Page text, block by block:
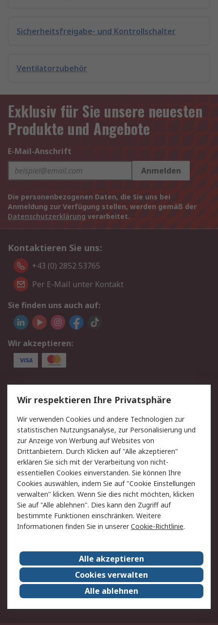
Sicherheitsfreigabe- und Kontrollschalter
Ventilatorzubehör
Exklusiv für Sie unsere neuesten
Produkte und Angebote
E-Mail-Anschrift
Anmelden
Die personenbezogenen Daten, die Sie uns bei
Anmeldung zur Verfügung stellen, werden gemäß der
Datenschutzerklärung verarbeitet.
Kontaktieren Sie uns:
+43 (0) 2852 53765
Per E-Mail unter Kontakt
Sie finden uns auch auf:
Wir akzeptieren:
Service
Value Added Services
Lieferlösungen
Rücksendung/Entsorgung Kontakt
Hilfe
Rechtliches
RS Verkaufs- und
Lieferbedingungen
Datenschutz
Cookie-Richtlinie
Zahlungsbedingungen
Impressum
Webseite Konditionen
RS weltweit
Karriere bei RS
Nachhaltigkeit
Qualität/Zertifikate
Presse-Center
Event-Center
Wir respektieren Ihre Privatsphäre
Wir verwenden Cookies und andere Technologien zur
statistischen Nutzungsanalyse, zur Personalisierung und
zur Anzeige von Werbung auf Websites von
Drittanbietern. Durch Klicken auf "Alle akzeptieren"
erklären Sie sich mit der Verarbeitung von nicht-
essentiellen Cookies einverstanden. Sie können Ihre
Cookies auswählen, indem Sie auf "Cookie Einstellungen
verwalten" klicken. Wenn Sie dies nicht möchten, klicken
Sie auf "Alle ablehnen". Dies kann den Zugriff auf
bestimmte Funktionen einschränken. Weitere
Informationen finden Sie in unsererCookie-Richtlinie.
Alle akzeptieren
Cookies verwalten
Alle ablehnen